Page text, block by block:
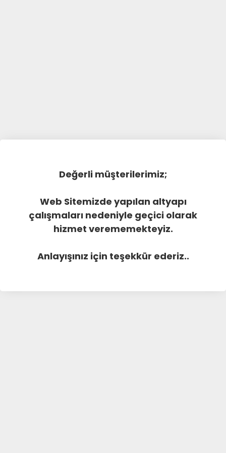
Değerli müşterilerimiz;
Web Sitemizde yapılan altyapı
çalışmaları nedeniyle geçici olarak
hizmet verememekteyiz.
Anlayışınız için teşekkür ederiz..